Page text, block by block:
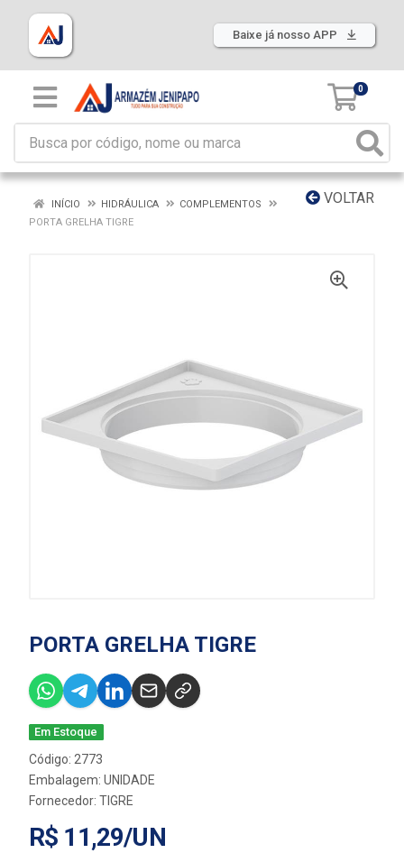
Baixe já nosso APP
0
VOLTAR
INÍCIO HIDRÁULICA
COMPLEMENTOS
PORTA GRELHA TIGRE
PORTA GRELHA TIGRE
Em Estoque
Código: 2773
Embalagem: UNIDADE
Fornecedor: TIGRE
R$ 11,29/UN